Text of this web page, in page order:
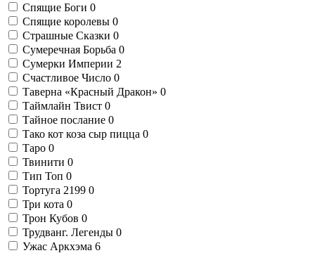
Спящие Боги 0
Спящие королевы 0
Страшные Сказки 0
Сумеречная Борьба 0
Сумерки Империи 2
Счастливое Число 0
Таверна «Красный Дракон» 0
Таймлайн Твист 0
Тайное послание 0
Тако кот коза сыр пицца 0
Таро 0
Твинити 0
Тип Топ 0
Тортуга 2199 0
Три кота 0
Трон Кубов 0
Трудванг. Легенды 0
Ужас Аркхэма 6